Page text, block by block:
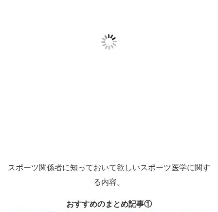
スポーツ関係者に知っておいて欲しいスポーツ医学に関す
る内容。
おすすめのまとめ記事①